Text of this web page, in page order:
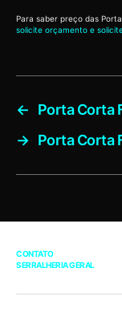
Para saber preço das
solicite orçamento e
←
Porta Corta
→ Porta Corta
CONTATO
SERRALHERIA GERAL